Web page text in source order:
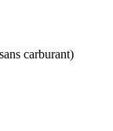
carburant)